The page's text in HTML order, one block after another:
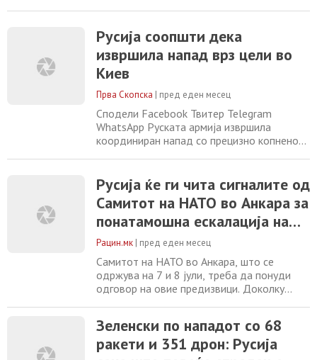
бранителите уништиле поголем дел од
заканите, но не биле пресретнати
балистички ракети. Десетици луѓе беа
убиени и повредени во тој напад. „Денес,
Русија соопшти дека
извршила напад врз цели во
Киев
Прва Скопска | пред еден месец
Сподели Facebook Твитер Telegram
WhatsApp Руската армија извршила
координиран напад со прецизно копнено
во Киев, соопшти руското Министерство
за одбрана. Во исто време,
градоначалникот на Киев, Виталиј Кличко,
информираше преку социјалните мрежи
Русија ќе ги чита сигналите од
Самитот на НАТО во Анкара за
понатамошна ескалација на
војната против Украина
Рацин.мк | пред еден месец
Самитот на НАТО во Анкара, што се
одржува на 7 и 8 јули, треба да понуди
одговор на овие предизвици. Доколку
решенија, Москва би можела да го
протолкува тоа како сигнал за
понатамошна ескалација на војната
Зеленски по нападот со 68
ракети и 351 дрон: Русија